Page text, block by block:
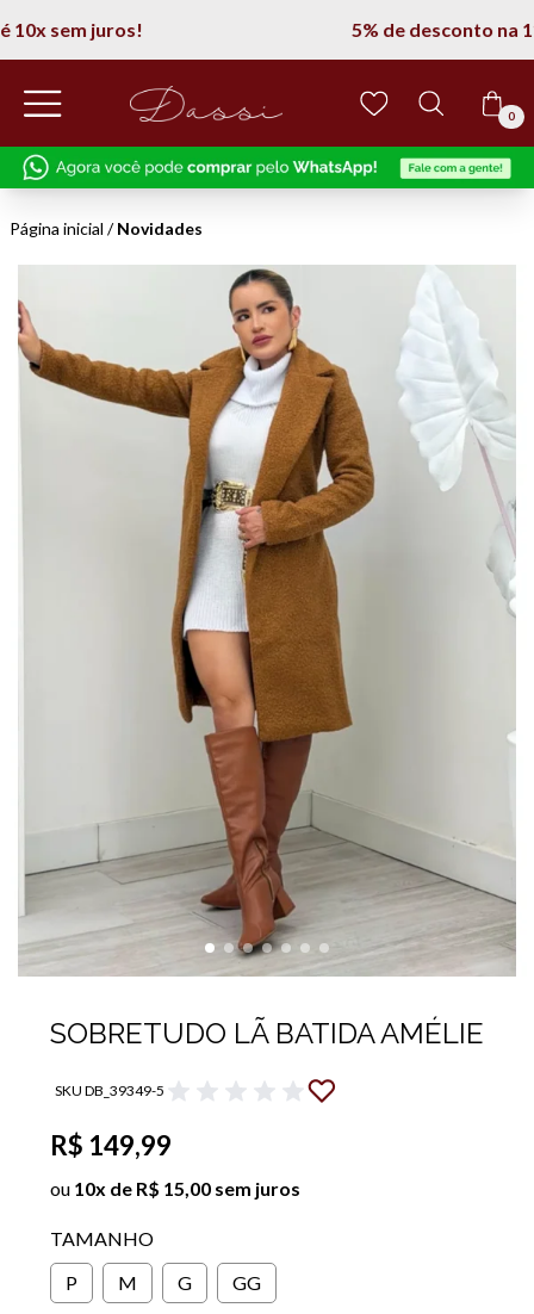
5% de desconto na 1° compra
0
Página inicial /Novidades
SOBRETUDO LÃ BATIDA AMÉLIE
SKU DB_39349-5
R$ 149,99
ou 10x de R$ 15,00 sem juros
TAMANHO
P
M G GG